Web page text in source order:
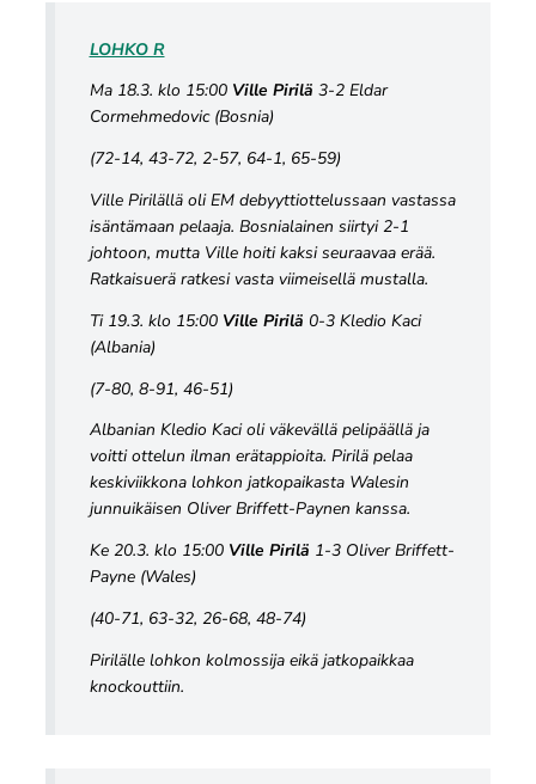
LOHKO R
Ma 18.3. klo 15:00Ville Pirilä 3-2 Eldar
Cormehmedovic (Bosnia)
(72-14, 43-72, 2-57, 64-1, 65-59)
Ville Pirilällä oli EM debyyttiottelussaan vastassa
isäntämaan pelaaja. Bosnialainen siirtyi 2-1
johtoon, mutta Ville hoiti kaksi seuraavaa erää.
Ratkaisuerä ratkesi vasta viimeisellä mustalla.
Ti 19.3. klo 15:00Ville Pirilä 0-3 Kledio Kaci
(Albania)
(7-80, 8-91, 46-51)
Albanian Kledio Kaci oli väkevällä pelipäällä ja
voitti ottelun ilman erätappioita. Pirilä pelaa
keskiviikkona lohkon jatkopaikasta Walesin
junnuikäisen Oliver Briffett-Paynen kanssa.
Ke 20.3. klo 15:00Ville Pirilä 1-3 Oliver Briffett-
Payne (Wales)
(40-71, 63-32, 26-68, 48-74)
Pirilälle lohkon kolmossija eikä jatkopaikkaa
knockouttiin.